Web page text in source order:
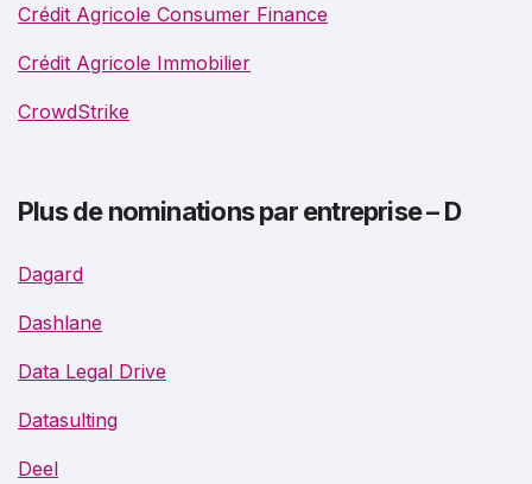
Crédit Agricole Consumer Finance
Crédit Agricole Immobilier
CrowdStrike
Plus de nominations par entreprise – D
Dagard
Dashlane
Data Legal Drive
Datasulting
Deel